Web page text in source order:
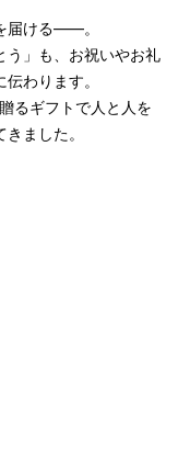
届ける――。
う」も、お祝いやお礼
わります。
るギフトで人と人を
ました。